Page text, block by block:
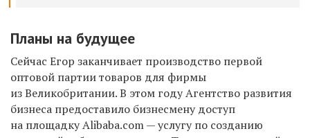
Планы на будущее
Сейчас Егор заканчивает производство первой
оптовой партии товаров для фирмы
из Великобритании. В этом году Агентство развития
бизнеса предоставило бизнесмену доступ
на площадку Alibaba.com— услугу по созданию